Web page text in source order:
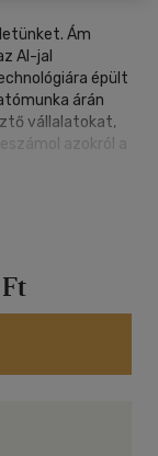
Ám
AI-jal
épült
árán
vállalatokat,
azokról a
kifejt. Ez
erőforrásokat:
osztályozzák.
készített
vezetett
nyújt az AI